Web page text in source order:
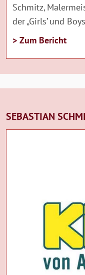
Schmitz,
der „Girls’ und
> Zum Bericht
SEBASTIAN